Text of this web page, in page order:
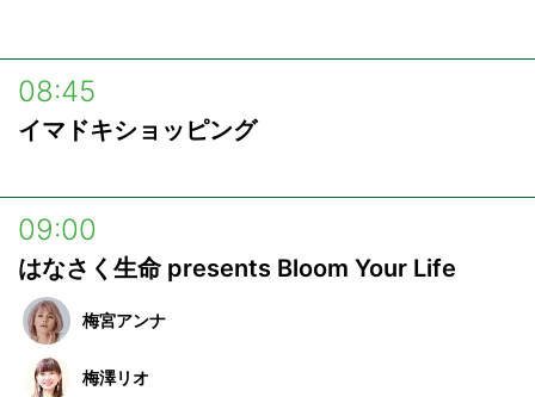
です。
08:45
イマドキショッピング
09:00
はなさく生命 presents Bloom Your Life
梅宮アンナ
梅澤リオ